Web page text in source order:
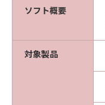
ソフト概要
対象製品